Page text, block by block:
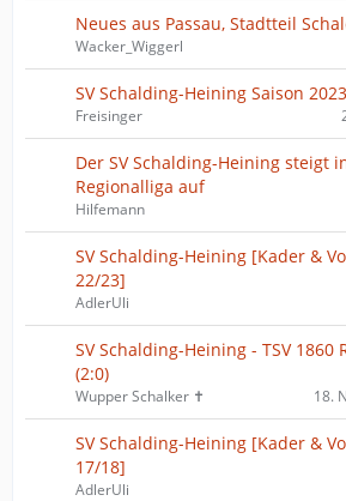
Neues aus Passau, Stadtteil
Wacker_Wiggerl
SV Schalding-Heining Saison
Freisinger
Der SV Schalding-Heining steigt
Regionalliga auf
Hilfemann
SV Schalding-Heining [Kader &
22/23]
AdlerUli
SV Schalding-Heining - TSV 1860
(2:0)
Wupper Schalker ✝ 18.
SV Schalding-Heining [Kader &
17/18]
AdlerUli